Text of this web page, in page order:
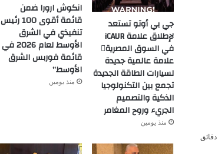
جي بي أوتو تستعد
لإطلاق علامة iCAUR
في السوق المصرية
علامة عالمية جديدة
لسيارات الطاقة الجديدة
تجمع بين التكنولوجيا
الذكية والتصميم
الجريء وروح المغامر
منذ يومين
انكوش ارورا ضمن
قائمة أقوى 100 رئيس
تنفيذي في الشرق
الأوسط لعام 2026 في
قائمة فوربس الشرق
الأوسط”
منذ يومين